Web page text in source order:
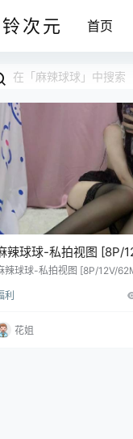
次元 首页
辣球球-私拍视图 [8P/
辣球球-私拍视图 [8P/12V/
利
花姐